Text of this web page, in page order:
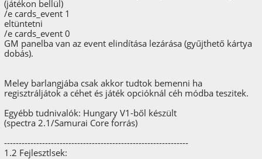
(játékon bellül)
/e cards_event 1
eltüntetni
/e cards_event 0
GM panelba van az event elindítása lezárása (gyűjthető kártya
dobás).
Meley barlangjába csak akkor tudtok bemenni ha
regisztráljátok a céhet és játék opcióknál céh módba teszitek.
Egyébb tudnivalók: Hungary V1-ből készült
(spectra 2.1/Samurai Core forrás)
---------------------------------------------------------------
1.2 Fejlesztlsek: